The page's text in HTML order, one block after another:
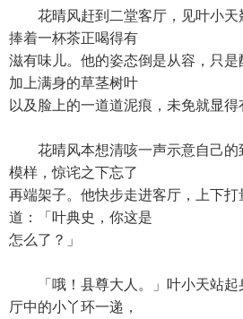
花晴风赶到二堂客厅，见叶小天
捧着一杯茶正喝得有
滋有味儿。他的姿态倒是从容，只
加上满身的草茎树叶
以及脸上的一道道泥痕，未免就显得
花晴风本想清咳一声示意自己的
模样，惊诧之下忘了
再端架子。他快步走进客厅，上下
道：「叶典史，你这是
怎么了？」
「哦！县尊大人。」叶小天站起
厅中的小丫环一递，